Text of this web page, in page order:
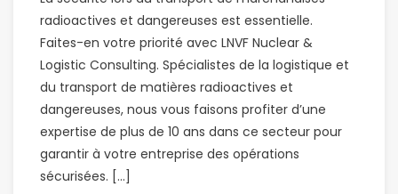
radioactives et dangereuses est essentielle.
Faites-en votre priorité avec LNVF Nuclear &
Logistic Consulting. Spécialistes de la logistique et
du transport de matières radioactives et
dangereuses, nous vous faisons profiter d’une
expertise de plus de 10 ans dans ce secteur pour
garantir à votre entreprise des opérations
sécurisées. […]